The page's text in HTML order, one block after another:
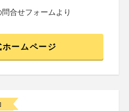
合せフォームより
ホームページ